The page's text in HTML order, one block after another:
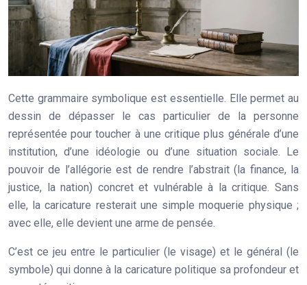
Cette grammaire symbolique est essentielle. Elle permet au
dessin de dépasser le cas particulier de la personne
représentée pour toucher à une critique plus générale d’une
institution, d’une idéologie ou d’une situation sociale. Le
pouvoir de l’allégorie est de rendre l’abstrait (la finance, la
justice, la nation) concret et vulnérable à la critique. Sans
elle, la caricature resterait une simple moquerie physique ;
avec elle, elle devient une arme de pensée.
C’est ce jeu entre le particulier (le visage) et le général (le
symbole) qui donne à la caricature politique sa profondeur et